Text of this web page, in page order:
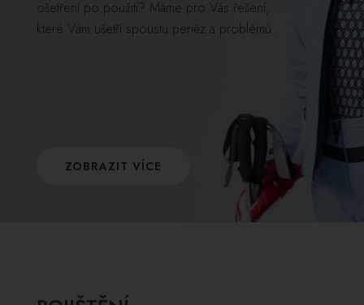
ošetření po použití? Máme pro Vás řešení,
které Vám ušetří spoustu peněz a problémů.
ZOBRAZIT VÍCE